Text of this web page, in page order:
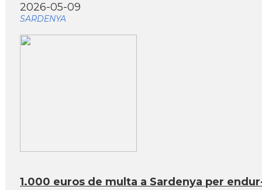
2026-05-09
SARDENYA
1.000 euros de multa a Sardenya per